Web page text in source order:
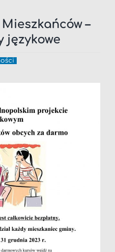
–
językowe